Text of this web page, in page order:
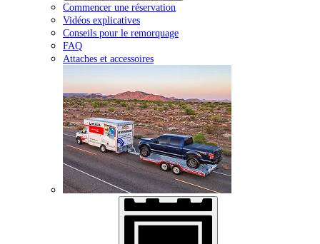
Commencer une réservation
Vidéos explicatives
Conseils pour le remorquage
FAQ
Attaches et accessoires